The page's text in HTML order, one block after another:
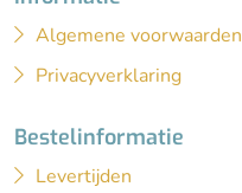
Algemene voorwaarden
Privacyverklaring
Bestelinformatie
Levertijden